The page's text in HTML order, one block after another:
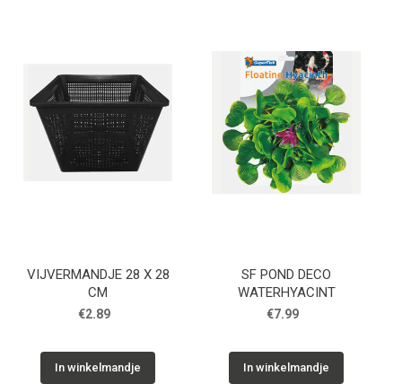
VIJVERMANDJE 28 X 28
CM
€2.89
In winkelmandje
SF POND DECO
WATERHYACINT
€7.99
In winkelmandje